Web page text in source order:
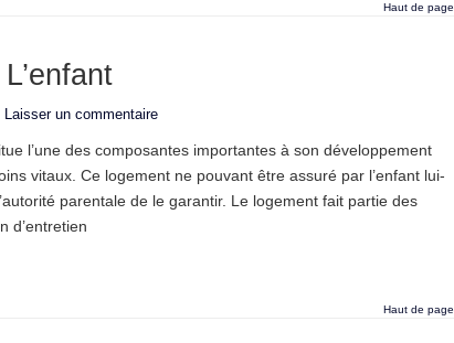
Haut de page
Laisser un commentaire
l’une des composantes importantes à son développement
vitaux. Ce logement ne pouvant être assuré par l’enfant lui-
parentale de le garantir. Le logement fait partie des
d’entretien
Haut de page